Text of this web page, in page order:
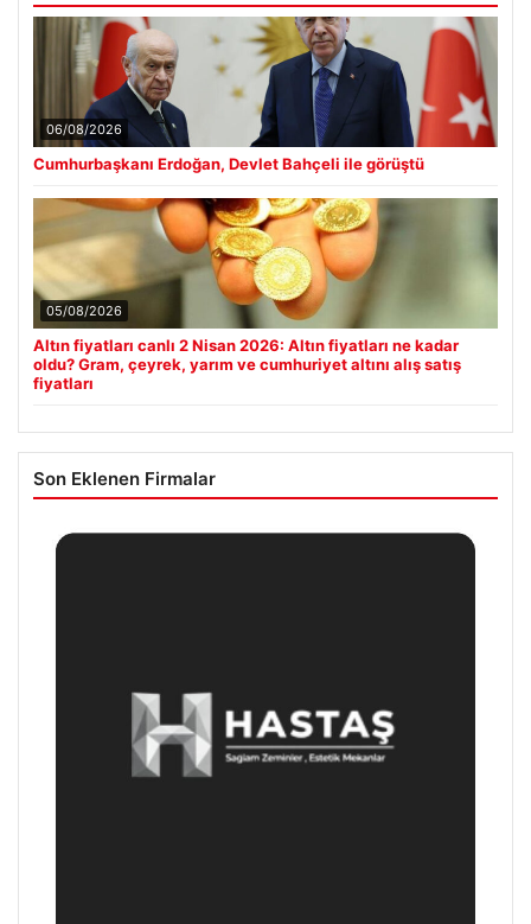
06/08/2026
Cumhurbaşkanı Erdoğan, Devlet Bahçeli ile görüştü
05/08/2026
Altın fiyatları canlı 2 Nisan 2026: Altın fiyatları ne kadar
oldu? Gram, çeyrek, yarım ve cumhuriyet altını alış satış
fiyatları
Son Eklenen Firmalar